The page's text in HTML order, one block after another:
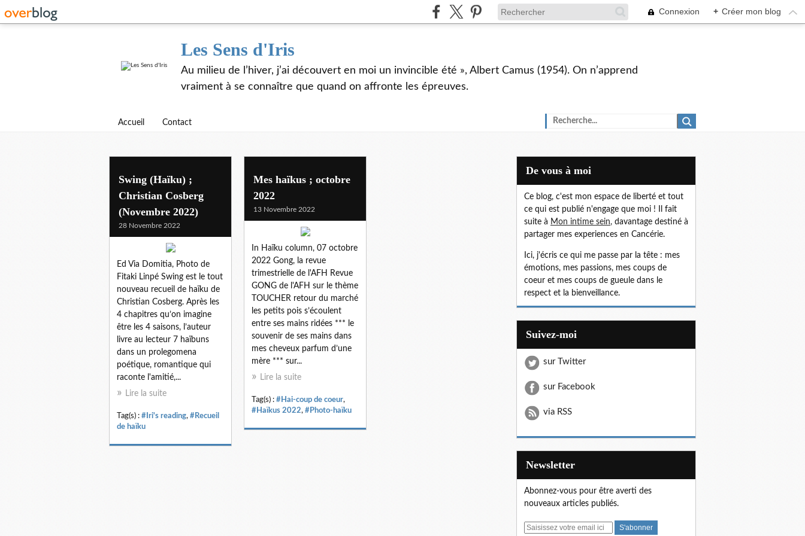
Connexion + Créer mon blog
Les Sens d'Iris
Au milieu de l’hiver, j’ai découvert en moi un invincible été », Albert Camus (1954). On n’apprend
vraiment à se connaître que quand on affronte les épreuves.
Accueil Contact
Swing (Haïku) ;
Christian Cosberg
(Novembre 2022)
28 Novembre 2022
Ed Via Domitia, Photo de
Fitaki Linpé Swing est le tout
nouveau recueil de haïku de
Christian Cosberg. Après les
4 chapitres qu’on imagine
être les 4 saisons, l’auteur
livre au lecteur 7 haïbuns
dans un prolegomena
poétique, romantique qui
raconte l'amitié,...
Lire la suite
Tag(s) : #Iri's reading, #Recueil
de haïku
Mes haïkus ; octobre
2022
13 Novembre 2022
In Haïku column, 07 octobre
2022 Gong, la revue
trimestrielle de l'AFH Revue
GONG de l'AFH sur le thème
TOUCHER retour du marché
les petits pois s’écoulent
entre ses mains ridées *** le
souvenir de ses mains dans
mes cheveux parfum d’une
mère *** sur...
Lire la suite
Tag(s) : #Hai-coup de coeur,
#Haïkus 2022, #Photo-haïku
De vous à moi
Ce blog, c'est mon espace de liberté et tout
ce qui est publié n'engage que moi ! Il fait
suite à Mon intime sein, davantage destiné à
partager mes experiences en Cancérie.
Ici, j'écris ce qui me passe par la tête : mes
émotions, mes passions, mes coups de
coeur et mes coups de gueule dans le
respect et la bienveillance.
Suivez-moi
sur Twitter
sur Facebook
via RSS
Newsletter
Abonnez-vous pour être averti des
nouveaux articles publiés.
E